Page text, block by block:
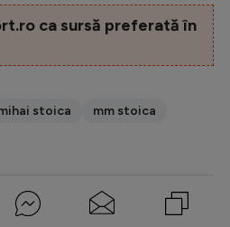
ca sursă preferată în
stoica
mm stoica